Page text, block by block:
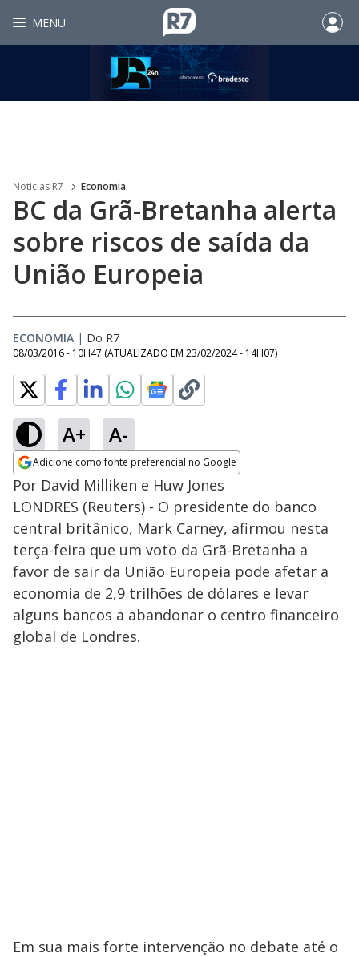
MENU
Noticias R7 Economia
BC da Grã-Bretanha alerta
sobre riscos de saída da
União Europeia
ECONOMIA | Do R7
08/03/2016 - 10H47 (ATUALIZADO EM 23/02/2024 - 14H07)
A+ A-
Adicione como fonte preferencial no Google
Opens in new window
Por David Milliken e Huw Jones
LONDRES (Reuters) - O presidente do banco
central britânico, Mark Carney, afirmou nesta
terça-feira que um voto da Grã-Bretanha a
favor de sair da União Europeia pode afetar a
economia de 2,9 trilhões de dólares e levar
alguns bancos a abandonar o centro financeiro
global de Londres.
Em sua mais forte intervenção no debate até o